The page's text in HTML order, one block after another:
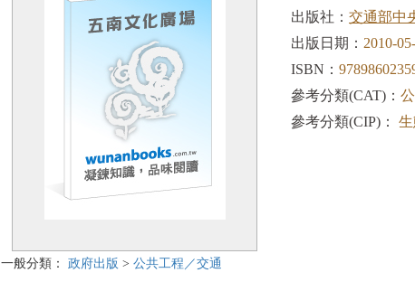
一般分類： 政府出版 > 公共工程／交通
出版社： 交通部中
出版日期： 2010-
ISBN：
參考分類(CAT)：
參考分類(CIP)：